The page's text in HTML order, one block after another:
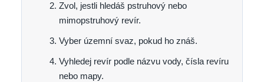
Zvol, jestli hledáš pstruhový nebo
mimopstruhový revír.
Vyber územní svaz, pokud ho znáš.
Vyhledej revír podle názvu vody, čísla revíru
nebo mapy.